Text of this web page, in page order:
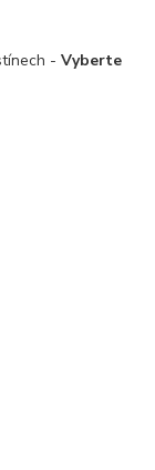
-Vyberte